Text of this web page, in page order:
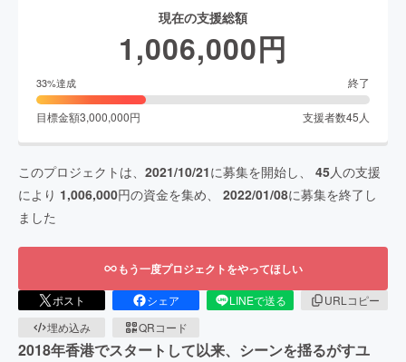
現在の支援総額
1,006,000円
33%達成 終了
目標金額3,000,000円 支援者数45 人
このプロジェクトは、 2021/10/21に募集を開始し、 45人の支援
により 1,006,000円の資金を集め、 2022/01/08に募集を終了し
ました
もう一度プロジェクトをやってほしい
ポスト シェア LINEで送る
URLコピー
埋め込み
QRコード
2018年香港でスタートして以来、シーンを揺るがすユ